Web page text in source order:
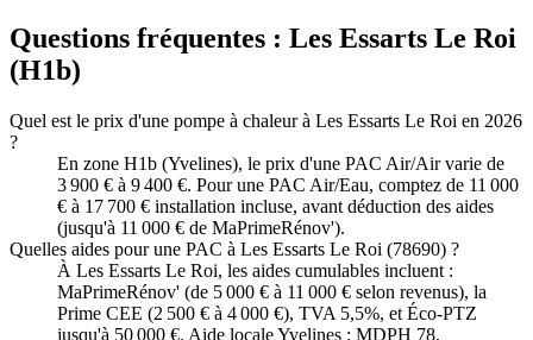
Questions fréquentes : Les Essarts Le Roi
(H1b)
Quel est le prix d'une pompe à chaleur à Les Essarts Le Roi en 2026
?
En zone H1b (Yvelines), le prix d'une PAC Air/Air varie de
3 900 € à 9 400 €. Pour une PAC Air/Eau, comptez de 11 000
€ à 17 700 € installation incluse, avant déduction des aides
(jusqu'à 11 000 € de MaPrimeRénov').
Quelles aides pour une PAC à Les Essarts Le Roi (78690) ?
À Les Essarts Le Roi, les aides cumulables incluent :
MaPrimeRénov' (de 5 000 € à 11 000 € selon revenus), la
Prime CEE (2 500 € à 4 000 €), TVA 5,5%, et Éco-PTZ
jusqu'à 50 000 €. Aide locale Yvelines : MDPH 78.